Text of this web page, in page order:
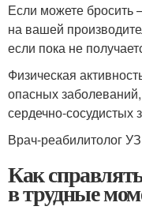
Если можете бросить
на вашей
если пока не
Физическая
опасных
сердечно‑сосудистых
Врач-реабилитолог
Как
в трудные